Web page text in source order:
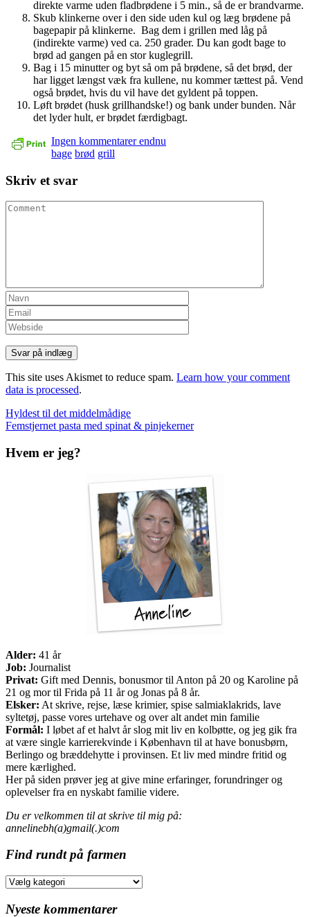
direkte varme uden fladbrødene i 5 min., så de er brandvarme.
Skub klinkerne over i den side uden kul og læg brødene på
bagepapir på klinkerne. Bag dem i grillen med låg på
(indirekte varme) ved ca. 250 grader. Du kan godt bage to
brød ad gangen på en stor kuglegrill.
Bag i 15 minutter og byt så om på brødene, så det brød, der
har ligget længst væk fra kullene, nu kommer tættest på. Vend
også brødet, hvis du vil have det gyldent på toppen.
Løft brødet (husk grillhandske!) og bank under bunden. Når
det lyder hult, er brødet færdigbagt.
Ingen kommentarer endnu
bage brød grill
Skriv et svar
This site uses Akismet to reduce spam. Learn how your comment
data is processed.
Indlæg
navigation
Hyldest til det middelmådige
Femstjernet pasta med spinat & pinjekerner
Hvem er jeg?
Alder: 41 år
Job: Journalist
Privat: Gift med Dennis, bonusmor til Anton på 20 og Karoline på
21 og mor til Frida på 11 år og Jonas på 8 år.
Elsker: At skrive, rejse, læse krimier, spise salmiaklakrids, lave
syltetøj, passe vores urtehave og over alt andet min familie
Formål: I løbet af et halvt år slog mit liv en kolbøtte, og jeg gik fra
at være single karrierekvinde i København til at have bonusbørn,
Berlingo og bræddehytte i provinsen. Et liv med mindre fritid og
mere kærlighed.
Her på siden prøver jeg at give mine erfaringer, forundringer og
oplevelser fra en nyskabt familie videre.
Du er velkommen til at skrive til mig på:
annelinebh(a)gmail(.)com
Find rundt på farmen
Find
på
Nyeste kommentarer